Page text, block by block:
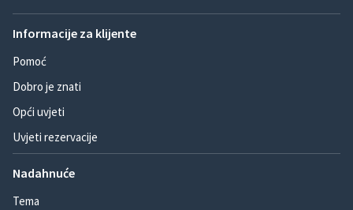
Informacije za klijente
Pomoć
Dobro je znati
Opći uvjeti
Uvjeti rezervacije
Nadahnuće
Tema